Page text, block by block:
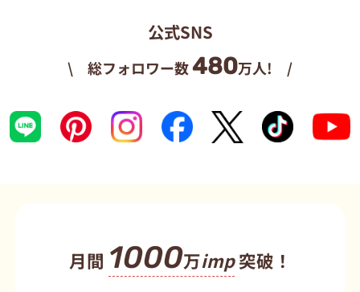
公式SNS
\ 総フォロワー数480万人! /
月間 1000万imp突破！